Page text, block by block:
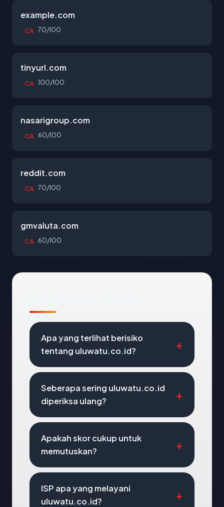
example.com
CA 70/100
tinyurl.com
CA 100/100
nasarigroup.com
CA 60/100
reddit.com
CA 70/100
gmvaluta.com
CA 60/100
Apa yang terlihat berisiko
tentang uluwatu.co.id?
Seberapa sering uluwatu.co.id
diperiksa ulang?
Apakah skor cukup untuk
memutuskan?
ISP apa yang melayani
uluwatu.co.id?